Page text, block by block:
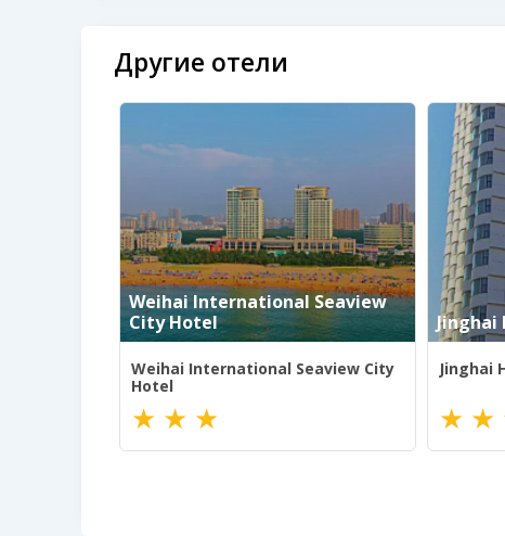
Другие отели
Weihai International Seaview
City Hotel
Weihai International Seaview City
Hotel
Jinghai
Jinghai